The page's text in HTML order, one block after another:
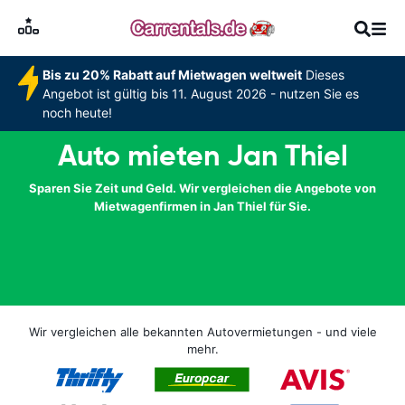
Bis zu 20% Rabatt auf Mietwagen weltweitDieses
Angebot ist gültig bis 11. August 2026 - nutzen Sie es
noch heute!
Auto mieten Jan Thiel
Sparen Sie Zeit und Geld. Wir vergleichen die Angebote von
Mietwagenfirmen in Jan Thiel für Sie.
Wir vergleichen alle bekannten Autovermietungen - und viele
mehr.